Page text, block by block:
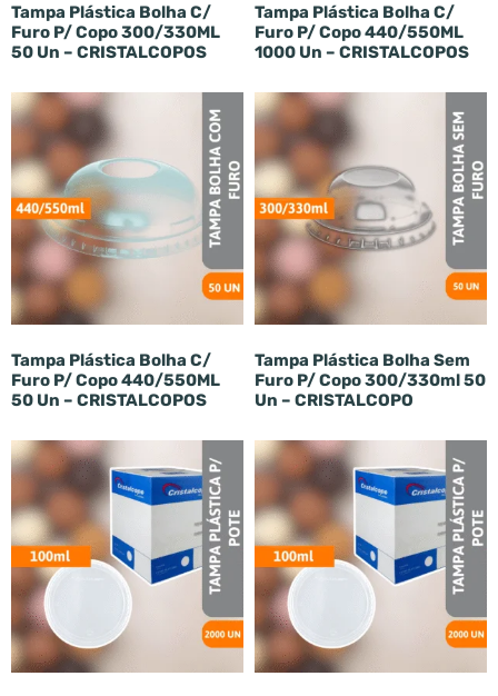
Tampa Plástica Bolha C/
Furo P/ Copo 300/330ML
50 Un – CRISTALCOPOS
Tampa Plástica Bolha C/
Furo P/ Copo 440/550ML
1000 Un – CRISTALCOPOS
Tampa Plástica Bolha C/
Furo P/ Copo 440/550ML
50 Un – CRISTALCOPOS
Tampa Plástica Bolha Sem
Furo P/ Copo 300/330ml 50
Un – CRISTALCOPO